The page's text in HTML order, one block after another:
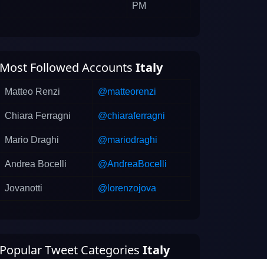
PM
Most Followed Accounts Italy
Matteo Renzi @matteorenzi
Chiara Ferragni @chiaraferragni
Mario Draghi @mariodraghi
Andrea Bocelli @AndreaBocelli
Jovanotti @lorenzojova
Popular Tweet Categories Italy